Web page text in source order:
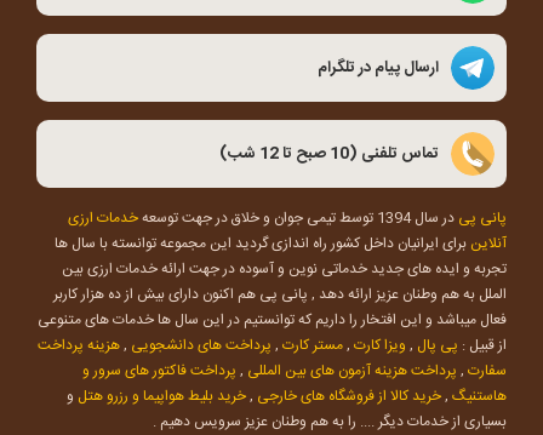
ارسال پیام در تلگرام
تماس تلفنی (10 صبح تا 12 شب)
پانی پی در سال 1394 توسط تیمی جوان و خلاق در جهت توسعه
خدمات ارزی
آنلاین برای ایرانیان داخل کشور راه اندازی گردید این مجموعه توانسته با سال ها
تجربه و ایده های جدید خدماتی نوین و آسوده در جهت ارائه خدمات ارزی بین
الملل به هم وطنان عزیز ارائه دهد , پانی پی هم اکنون دارای بیش از ده هزار کاربر
فعال میباشد و این افتخار را داریم که توانستیم در این سال ها خدمات های متنوعی
از قبیل : پی پال , ویزا کارت ,مستر کارت , پرداخت های دانشجویی ,هزینه پرداخت
سفارت , پرداخت هزینه آزمون های بین المللی , پرداخت فاکتور های سرور و
هاستنیگ ,خرید کالا از فروشگاه های خارجی ,خرید بلیط هواپیما و رزرو هتل و
بسیاری از خدمات دیگر .... را به هم وطنان عزیز سرویس دهیم .